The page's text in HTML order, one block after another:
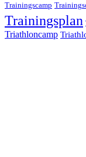
Trainingscamp
Trainingsplan
Triathloncamp